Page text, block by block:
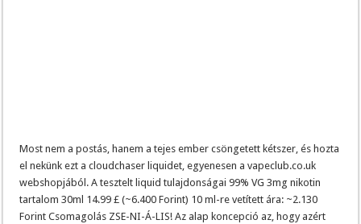
Most nem a postás, hanem a tejes ember csöngetett kétszer, és hozta
el nekünk ezt a cloudchaser liquidet, egyenesen a vapeclub.co.uk
webshopjából. A tesztelt liquid tulajdonságai 99% VG 3mg nikotin
tartalom 30ml 14.99 £ (~6.400 Forint) 10 ml-re vetített ára: ~2.130
Forint Csomagolás ZSE-NI-Á-LIS! Az alap koncepció az, hogy azért